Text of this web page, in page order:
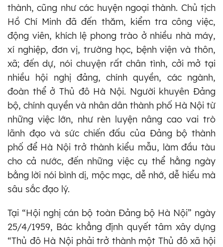
thành, cũng như các huyện ngoại thành. Chủ tịch
Hồ Chí Minh đã đến thăm, kiểm tra công việc,
động viên, khích lệ phong trào ở nhiều nhà máy,
xí nghiệp, đơn vị, trường học, bệnh viện và thôn,
xã; đến dự, nói chuyện rất chân tình, cởi mở tại
nhiều hội nghị đảng, chính quyền, các ngành,
đoàn thể ở Thủ đô Hà Nội. Người khuyên Đảng
bộ, chính quyền và nhân dân thành phố Hà Nội từ
những việc lớn, như rèn luyện nâng cao vai trò
lãnh đạo và sức chiến đấu của Đảng bộ thành
phố để Hà Nội trở thành kiểu mẫu, làm đầu tàu
cho cả nước, đến những việc cụ thể hằng ngày
bằng lời nói bình dị, mộc mạc, dễ nhớ, dễ hiểu mà
sâu sắc đạo lý.
Tại “Hội nghị cán bộ toàn Đảng bộ Hà Nội” ngày
25/4/1959, Bác khẳng định quyết tâm xây dựng
“Thủ đô Hà Nội phải trở thành một Thủ đô xã hội